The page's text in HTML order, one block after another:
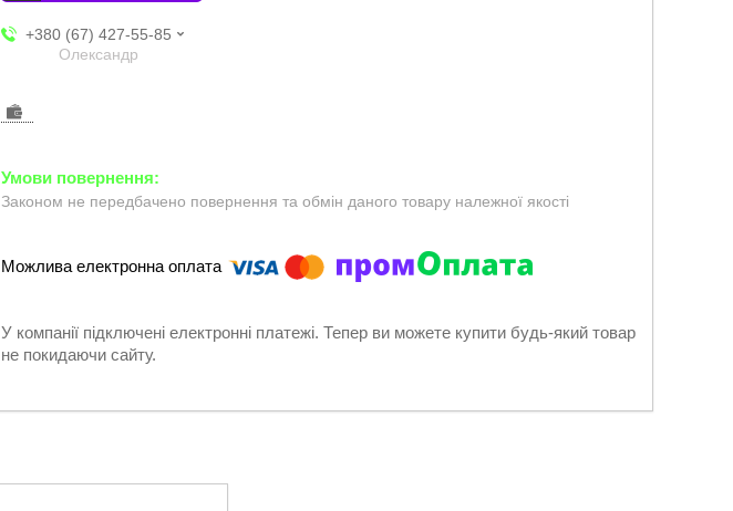
+380 (67) 427-55-85
Олександр
Законом не передбачено повернення та обмін даного товару належної якості
У компанії підключені електронні платежі. Тепер ви можете купити будь-який товар
не покидаючи сайту.